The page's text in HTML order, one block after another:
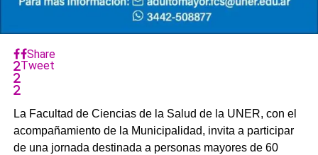
Share
Tweet
La Facultad de Ciencias de la Salud de la UNER, con el
acompañamiento de la Municipalidad, invita a participar
de una jornada destinada a personas mayores de 60